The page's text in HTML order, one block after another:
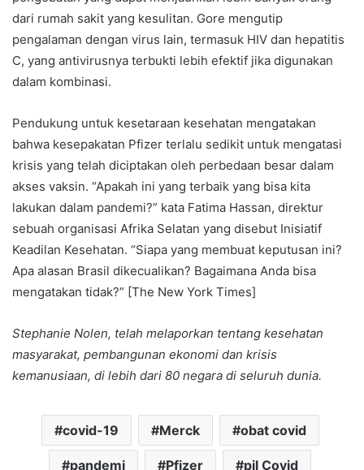
dari rumah sakit yang kesulitan. Gore mengutip
pengalaman dengan virus lain, termasuk HIV dan hepatitis
C, yang antivirusnya terbukti lebih efektif jika digunakan
dalam kombinasi.
Pendukung untuk kesetaraan kesehatan mengatakan
bahwa kesepakatan Pfizer terlalu sedikit untuk mengatasi
krisis yang telah diciptakan oleh perbedaan besar dalam
akses vaksin. “Apakah ini yang terbaik yang bisa kita
lakukan dalam pandemi?” kata Fatima Hassan, direktur
sebuah organisasi Afrika Selatan yang disebut Inisiatif
Keadilan Kesehatan. “Siapa yang membuat keputusan ini?
Apa alasan Brasil dikecualikan? Bagaimana Anda bisa
mengatakan tidak?” [The New York Times]
Stephanie Nolen, telah melaporkan tentang kesehatan
masyarakat, pembangunan ekonomi dan krisis
kemanusiaan, di lebih dari 80 negara di seluruh dunia.
covid-19 Merck obat covid
pandemi Pfizer pil Covid